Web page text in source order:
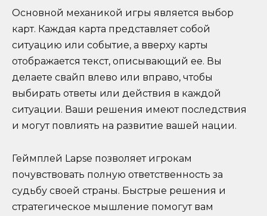
Основной механикой игры является выбор
карт. Каждая карта представляет собой
ситуацию или событие, а вверху карты
отображается текст, описывающий ее. Вы
делаете свайп влево или вправо, чтобы
выбирать ответы или действия в каждой
ситуации. Ваши решения имеют последствия
и могут повлиять на развитие вашей нации.
Геймплей Lapse позволяет игрокам
почувствовать полную ответственность за
судьбу своей страны. Быстрые решения и
стратегическое мышление помогут вам